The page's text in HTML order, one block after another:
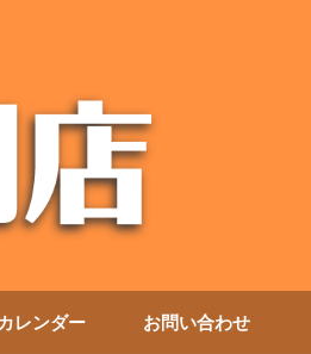
レンダー お問い合わせ